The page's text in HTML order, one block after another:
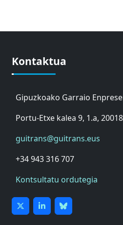
Kontaktua
Gipuzkoako Garraio
Portu-Etxe kalea 9, 1.a,
guitrans@guitrans.eus
+34 943 316 707
Kontsultatu ordutegia